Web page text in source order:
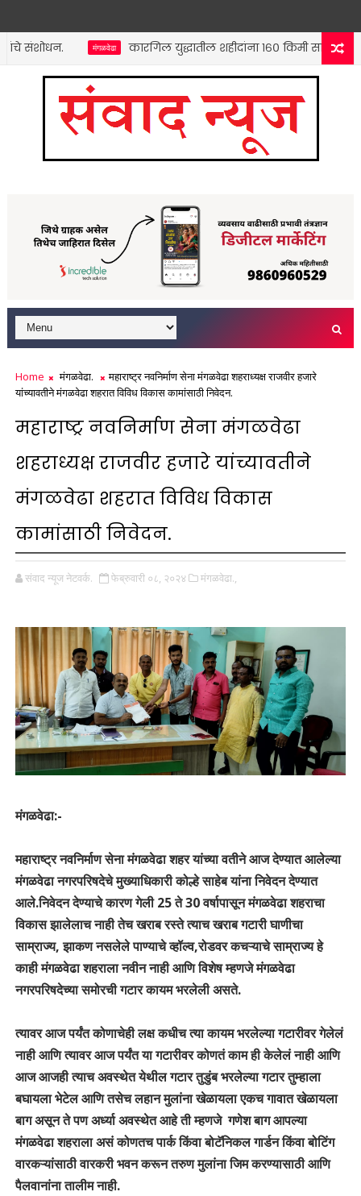
मंगळवेढा कारगिल युद्धातील शहीदांना १६० किमी सायकलिंग
Home मंगळवेढा.
महाराष्ट्र नवनिर्माण सेना मंगळवेढा शहराध्यक्ष राजवीर हजारे
यांच्यावतीने मंगळवेढा शहरात विविध विकास कामांसाठी निवेदन.
महाराष्ट्र नवनिर्माण सेना मंगळवेढा
शहराध्यक्ष राजवीर हजारे यांच्यावतीने
मंगळवेढा शहरात विविध विकास
कामांसाठी निवेदन.
संवाद न्यूज नेटवर्क. फेब्रुवारी ०८, २०२४ मंगळवेढा.,
मंगळवेढा:-
महाराष्ट्र नवनिर्माण सेना मंगळवेढा शहर यांच्या वतीने आज देण्यात आलेल्या
मंगळवेढा नगरपरिषदेचे मुख्याधिकारी कोल्हे साहेब यांना निवेदन देण्यात
आले.निवेदन देण्याचे कारण गेली 25 ते 30 वर्षापासून मंगळवेढा शहराचा
विकास झालेलाच नाही तेच खराब रस्ते त्याच खराब गटारी घाणीचा
साम्राज्य, झाकण नसलेले पाण्याचे व्हॉल्व,रोडवर कचऱ्याचे साम्राज्य हे
काही मंगळवेढा शहराला नवीन नाही आणि विशेष म्हणजे मंगळवेढा
नगरपरिषदेच्या समोरची गटार कायम भरलेली असते.
त्यावर आज पर्यंत कोणाचेही लक्ष कधीच त्या कायम भरलेल्या गटारीवर गेलेलं
नाही आणि त्यावर आज पर्यंत या गटारीवर कोणतं काम ही केलेलं नाही आणि
आज आजही त्याच अवस्थेत येथील गटार तुडुंब भरलेल्या गटार तुम्हाला
बघायला भेटेल आणि तसेच लहान मुलांना खेळायला एकच गावात खेळायला
बाग असून ते पण अर्ध्या अवस्थेत आहे ती म्हणजे गणेश बाग आपल्या
मंगळवेढा शहराला असं कोणतच पार्क किंवा बोटॅनिकल गार्डन किंवा बोटिंग
वारकऱ्यांसाठी वारकरी भवन करून तरुण मुलांना जिम करण्यासाठी आणि
पैलवानांना तालीम नाही.